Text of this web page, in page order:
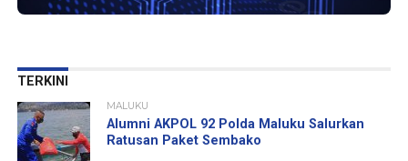
TERKINI
MALUKU
Alumni AKPOL 92 Polda Maluku Salurkan
Ratusan Paket Sembako